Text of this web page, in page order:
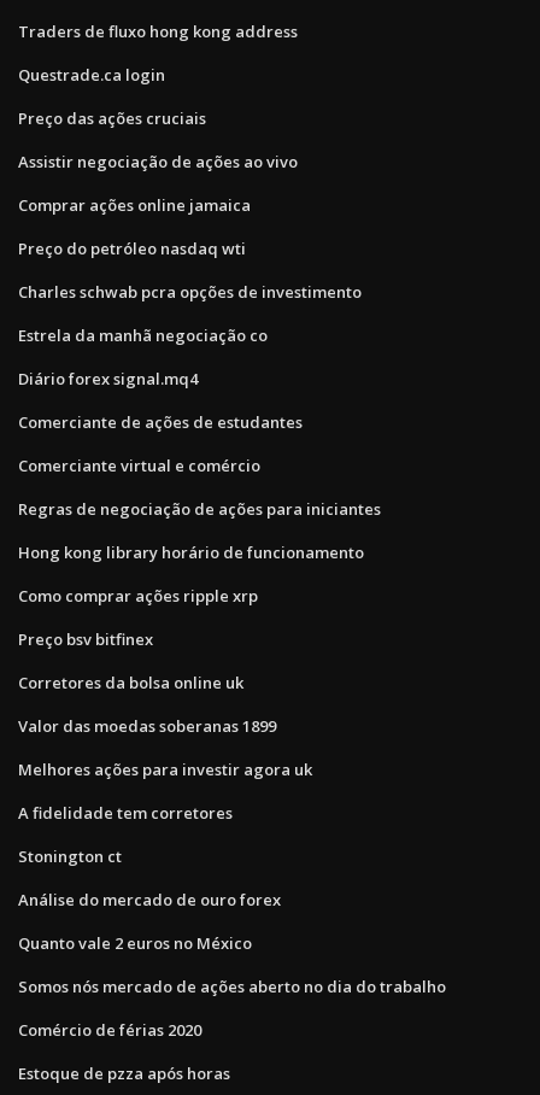
Traders de fluxo hong kong address
Questrade.ca login
Preço das ações cruciais
Assistir negociação de ações ao vivo
Comprar ações online jamaica
Preço do petróleo nasdaq wti
Charles schwab pcra opções de investimento
Estrela da manhã negociação co
Diário forex signal.mq4
Comerciante de ações de estudantes
Comerciante virtual e comércio
Regras de negociação de ações para iniciantes
Hong kong library horário de funcionamento
Como comprar ações ripple xrp
Preço bsv bitfinex
Corretores da bolsa online uk
Valor das moedas soberanas 1899
Melhores ações para investir agora uk
A fidelidade tem corretores
Stonington ct
Análise do mercado de ouro forex
Quanto vale 2 euros no México
Somos nós mercado de ações aberto no dia do trabalho
Comércio de férias 2020
Estoque de pzza após horas